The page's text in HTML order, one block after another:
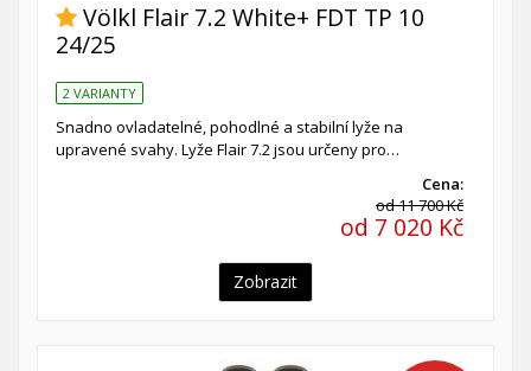
Völkl Flair 7.2 White+ FDT TP 10
24/25
2 VARIANTY
Snadno ovladatelné, pohodlné a stabilní lyže na
upravené svahy. Lyže Flair 7.2 jsou určeny pro…
Cena:
od 11 700 Kč
od 7 020 Kč
Zobrazit